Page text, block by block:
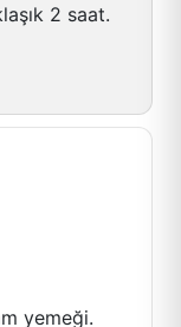
2 saat.
yemeği.